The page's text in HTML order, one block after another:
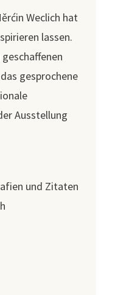
Weclich hat
lassen.
gesprochene
Ausstellung
und Zitaten